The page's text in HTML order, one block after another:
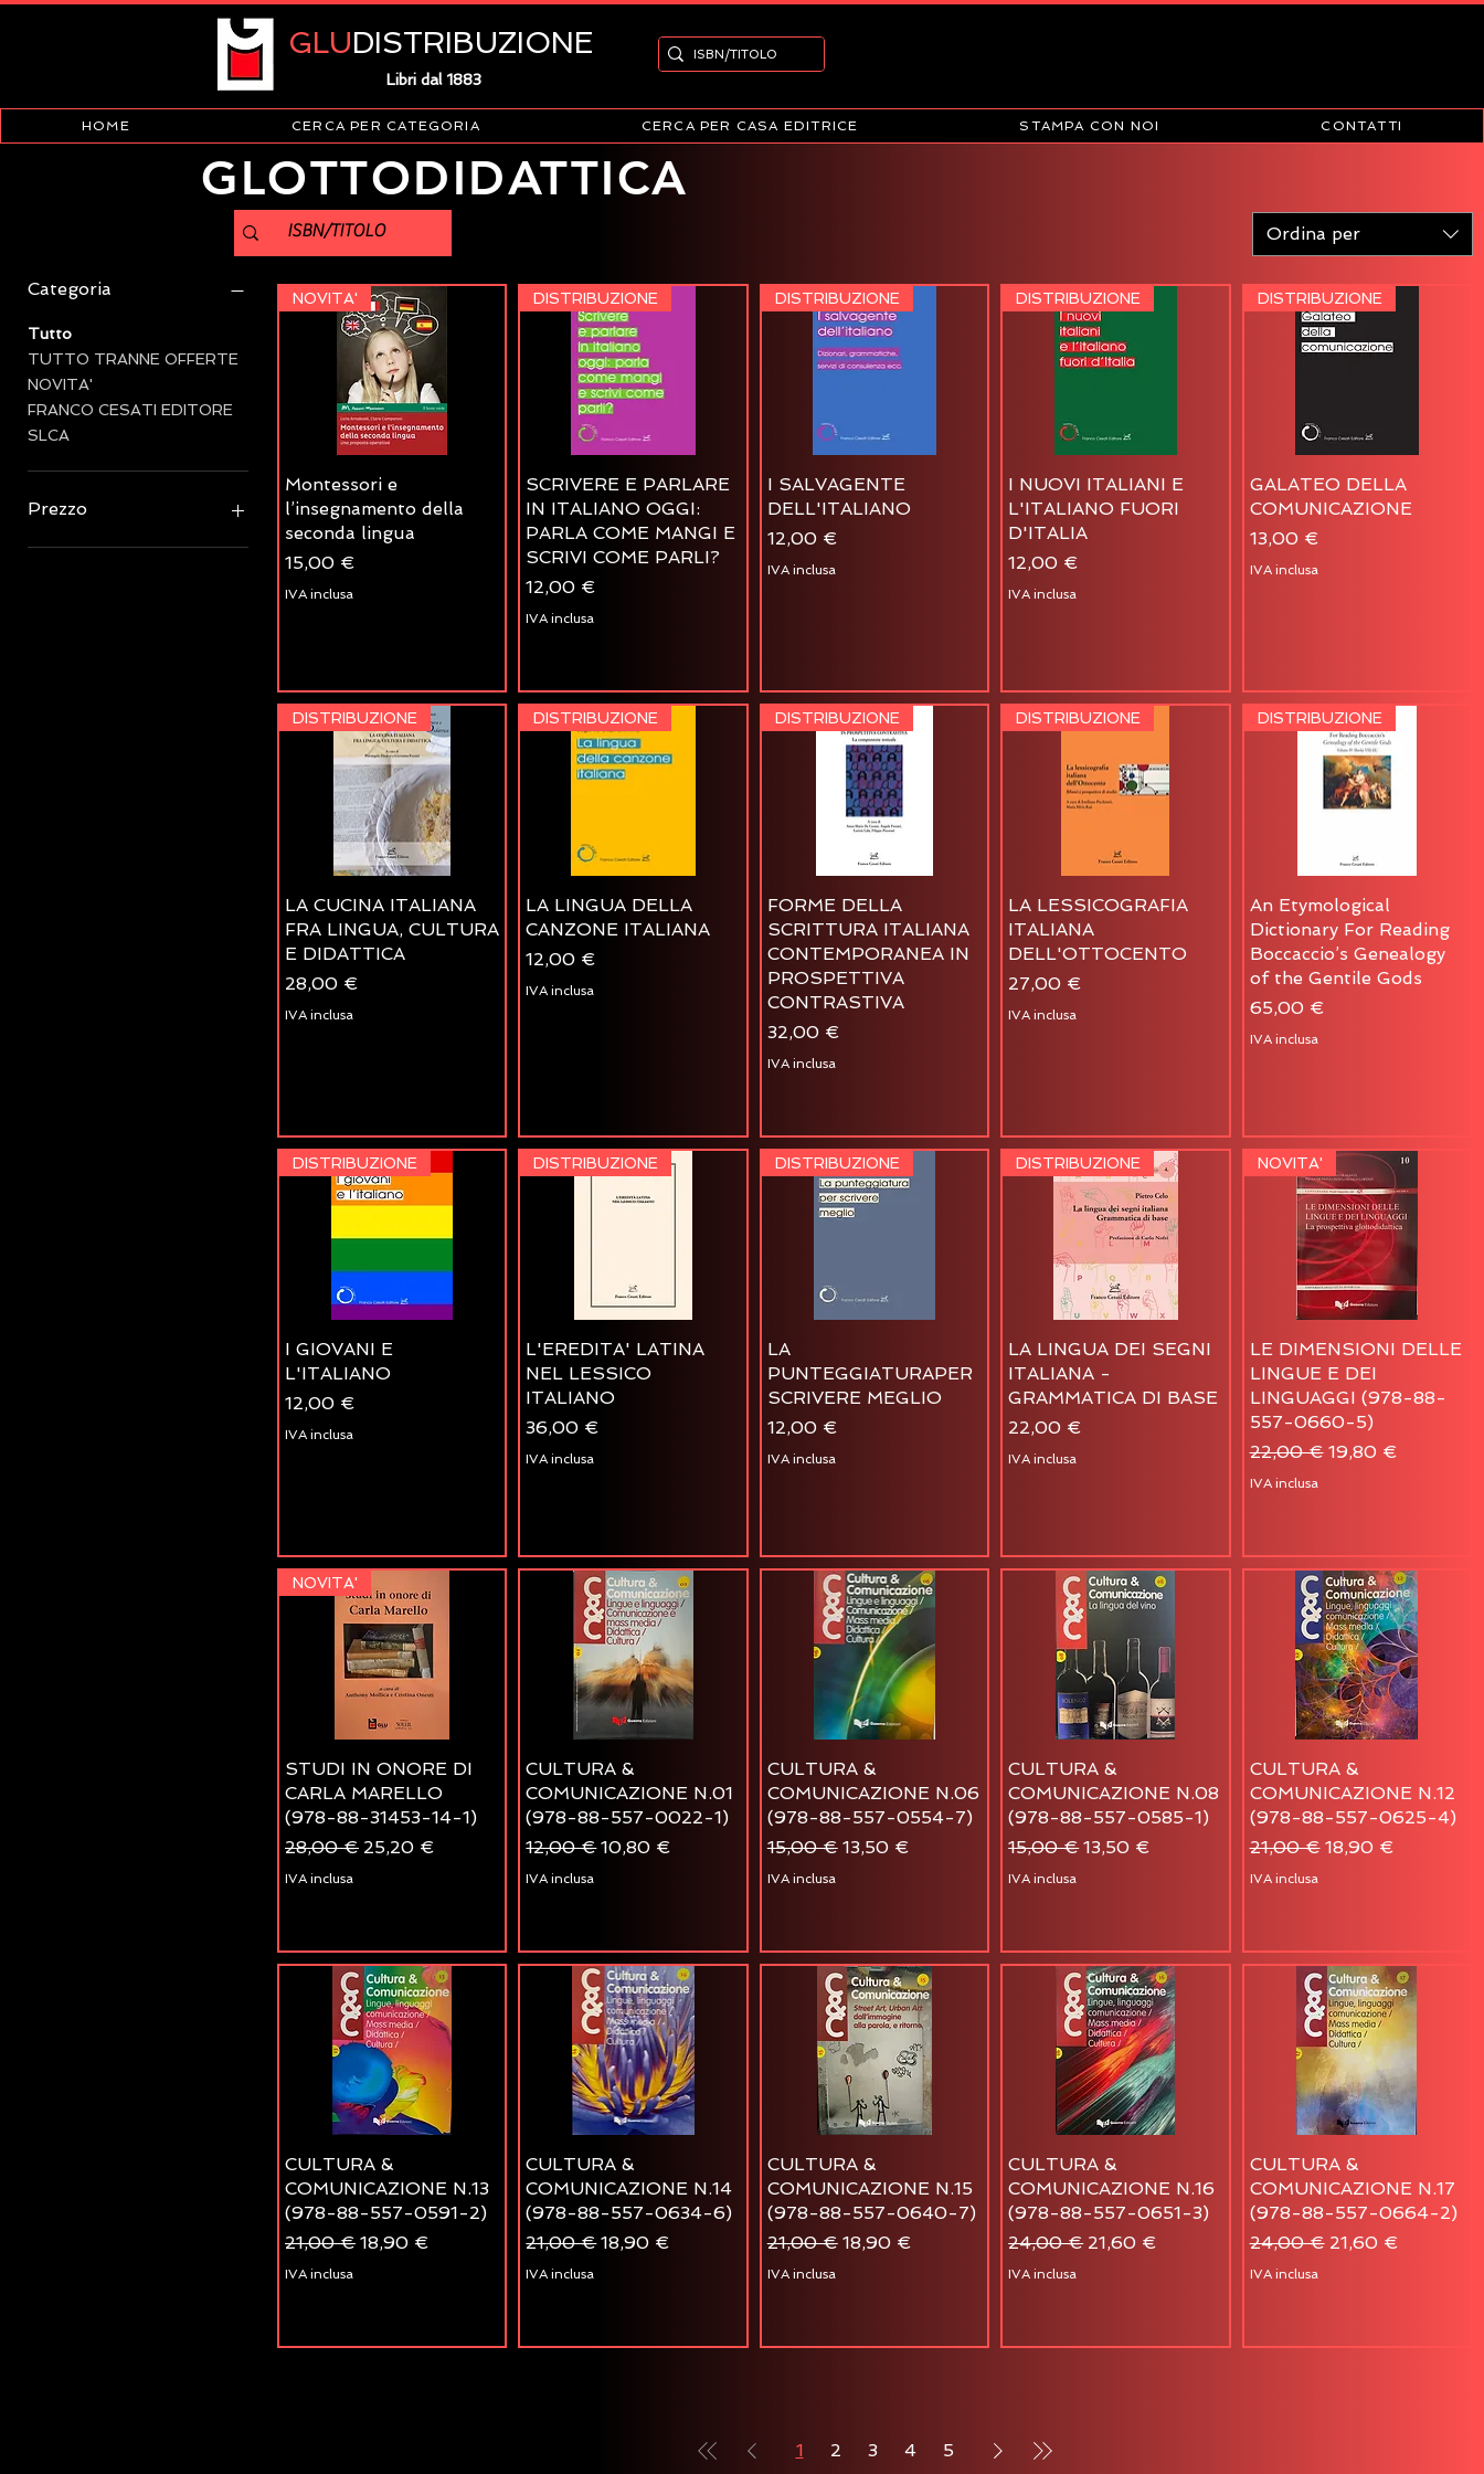
GLUDISTRIBUZIONE
Libri dal 1883
HOME CERCA PER CATEGORIA CERCA PER CASA EDITRICE STAMPA CON NOI CONTATTI
GLOTTODIDATTICA
Categoria
Tutto
TUTTO TRANNE OFFERTE
NOVITA'
FRANCO CESATI EDITORE
SLCA
Prezzo
Ordina per
NOVITA'
Montessori e
l’insegnamento della
seconda lingua
Prezzo
15,00 €
IVA inclusa
DISTRIBUZIONE
SCRIVERE E PARLARE
IN ITALIANO OGGI:
PARLA COME MANGI E
SCRIVI COME PARLI?
Prezzo
12,00 €
IVA inclusa
DISTRIBUZIONE
I SALVAGENTE
DELL'ITALIANO
Prezzo
12,00 €
IVA inclusa
DISTRIBUZIONE
I NUOVI ITALIANI E
L'ITALIANO FUORI
D'ITALIA
Prezzo
12,00 €
IVA inclusa
DISTRIBUZIONE
GALATEO DELLA
COMUNICAZIONE
Prezzo
13,00 €
IVA inclusa
DISTRIBUZIONE
LA CUCINA ITALIANA
FRA LINGUA, CULTURA
E DIDATTICA
Prezzo
28,00 €
IVA inclusa
DISTRIBUZIONE
LA LINGUA DELLA
CANZONE ITALIANA
Prezzo
12,00 €
IVA inclusa
DISTRIBUZIONE
FORME DELLA
SCRITTURA ITALIANA
CONTEMPORANEA IN
PROSPETTIVA
CONTRASTIVA
Prezzo
32,00 €
IVA inclusa
DISTRIBUZIONE
LA LESSICOGRAFIA
ITALIANA
DELL'OTTOCENTO
Prezzo
27,00 €
IVA inclusa
DISTRIBUZIONE
An Etymological
Dictionary For Reading
Boccaccio’s Genealogy
of the Gentile Gods
Prezzo
65,00 €
IVA inclusa
DISTRIBUZIONE
I GIOVANI E
L'ITALIANO
Prezzo
12,00 €
IVA inclusa
DISTRIBUZIONE
L'EREDITA' LATINA
NEL LESSICO
ITALIANO
Prezzo
36,00 €
IVA inclusa
DISTRIBUZIONE
LA
PUNTEGGIATURAPER
SCRIVERE MEGLIO
Prezzo
12,00 €
IVA inclusa
DISTRIBUZIONE
LA LINGUA DEI SEGNI
ITALIANA -
GRAMMATICA DI BASE
Prezzo
22,00 €
IVA inclusa
NOVITA'
LE DIMENSIONI DELLE
LINGUE E DEI
LINGUAGGI (978-88-
557-0660-5)
Prezzo regolare
22,00 € Prezzo scontato
19,80 €
IVA inclusa
NOVITA'
STUDI IN ONORE DI
CARLA MARELLO
(978-88-31453-14-1)
Prezzo regolare
28,00 € Prezzo scontato
25,20 €
IVA inclusa
CULTURA &
COMUNICAZIONE N.01
(978-88-557-0022-1)
Prezzo regolare
12,00 €Prezzo scontato
10,80 €
IVA inclusa
CULTURA &
COMUNICAZIONE N.06
(978-88-557-0554-7)
Prezzo regolare
15,00 € Prezzo scontato
13,50 €
IVA inclusa
CULTURA &
COMUNICAZIONE N.08
(978-88-557-0585-1)
Prezzo regolare
15,00 € Prezzo scontato
13,50 €
IVA inclusa
CULTURA &
COMUNICAZIONE N.12
(978-88-557-0625-4)
Prezzo regolare
21,00 € Prezzo scontato
18,90 €
IVA inclusa
CULTURA &
COMUNICAZIONE N.13
(978-88-557-0591-2)
Prezzo regolare
21,00 € Prezzo scontato
18,90 €
IVA inclusa
CULTURA &
COMUNICAZIONE N.14
(978-88-557-0634-6)
Prezzo regolare
21,00 €Prezzo scontato
18,90 €
IVA inclusa
CULTURA &
COMUNICAZIONE N.15
(978-88-557-0640-7)
Prezzo regolare
21,00 € Prezzo scontato
18,90 €
IVA inclusa
CULTURA &
COMUNICAZIONE N.16
(978-88-557-0651-3)
Prezzo regolare
24,00 € Prezzo scontato
21,60 €
IVA inclusa
CULTURA &
COMUNICAZIONE N.17
(978-88-557-0664-2)
Prezzo regolare
24,00 € Prezzo scontato
21,60 €
IVA inclusa
1 2 3 4 5